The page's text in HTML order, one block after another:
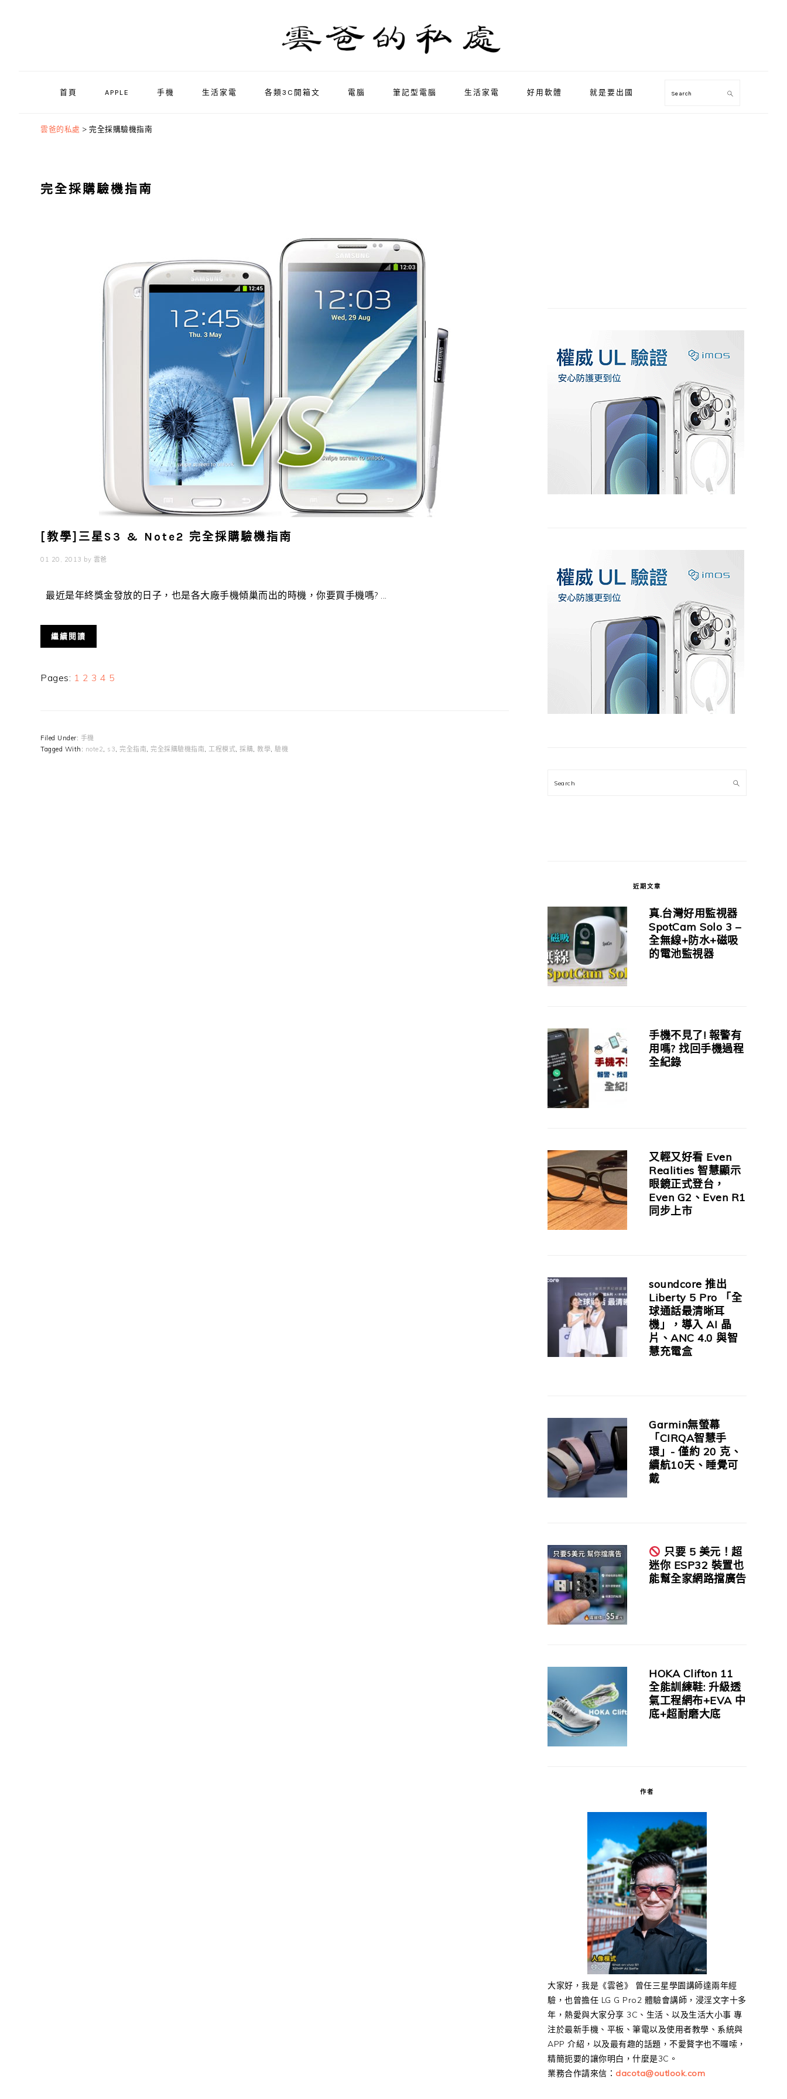
首頁 APPLE 手機 生活家電 各類3C開箱文 電腦 筆記型電腦 生活家電 好用軟體 就是要出國 Search
雲爸的私處 > 完全採購驗機指南
完全採購驗機指南
[教學]三星S3 & Note2 完全採購驗機指南
01 20, 2013 by 雲爸
最近是年終獎金發放的日子，也是各大廠手機傾巢而出的時機，你要買手機嗎? ...
繼續閱讀
Pages: Page
1 Page
2 Page
3 Page
4 Page
5
Filed Under: 手機
Tagged With: note2, s3, 完全指南, 完全採購驗機指南, 工程模式, 採購, 教學, 驗機
Search
近期文章
真.台灣好用監視器
SpotCam Solo 3 –
全無線+防水+磁吸
的電池監視器
手機不見了! 報警有
用嗎? 找回手機過程
全紀錄
又輕又好看 Even
Realities 智慧顯示
眼鏡正式登台，
Even G2、Even R1
同步上市
soundcore 推出
Liberty 5 Pro 「全
球通話最清晰耳
機」，導入 AI 晶
片、ANC 4.0 與智
慧充電盒
Garmin無螢幕
「CIRQA智慧手
環」- 僅約 20 克、
續航10天、睡覺可
戴
只要 5 美元！超
迷你 ESP32 裝置也
能幫全家網路擋廣告
HOKA Clifton 11
全能訓練鞋: 升級透
氣工程網布+EVA 中
底+超耐磨大底
作者
大家好，我是《雲爸》 曾任三星學園講師達兩年經
驗，也曾擔任 LG G Pro2 體驗會講師，浸淫文字十多
年，熱愛與大家分享 3C、生活、以及生活大小事 專
注於最新手機、平板、筆電以及使用者教學、系統與
APP 介紹，以及最有趣的話題，不愛贅字也不囉嗦，
精簡扼要的讓你明白，什麼是3C。
業務合作請來信： dacota@outlook.com